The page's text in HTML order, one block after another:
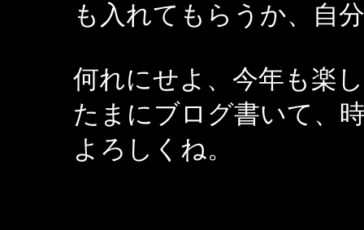
も入れてもらうか、自
何れにせよ、今年も楽
たまにブログ書いて、
よろしくね。